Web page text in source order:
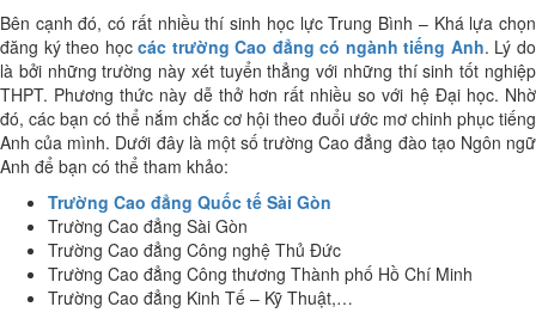
Bên cạnh đó, có rất nhiều thí sinh học lực Trung Bình – Khá lựa chọn
đăng ký theo họccác trường Cao đẳng có ngành tiếng Anh. Lý do
là bởi những trường này xét tuyển thẳng với những thí sinh tốt nghiệp
THPT. Phương thức này dễ thở hơn rất nhiều so với hệ Đại học. Nhờ
đó, các bạn có thể nắm chắc cơ hội theo đuổi ước mơ chinh phục tiếng
Anhcủa mình. Dưới đây là một số trường Cao đẳng đào tạo Ngôn ngữ
Anh để bạn có thể tham khảo:
Trường Cao đẳng Quốc tế Sài Gòn
Trường Cao đẳng Sài Gòn
Trường Cao đẳng Công nghệ Thủ Đức
Trường Cao đẳng Công thương Thành phố Hồ Chí Minh
Trường Cao đẳng Kinh Tế – Kỹ Thuật,…